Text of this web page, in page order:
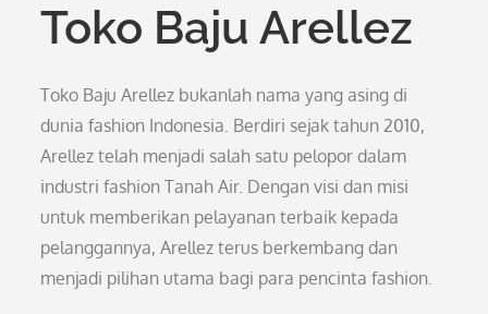
Toko Baju Arellez
Toko Baju Arellez bukanlah nama yang asing di
dunia fashion Indonesia. Berdiri sejak tahun 2010,
Arellez telah menjadi salah satu pelopor dalam
industri fashion Tanah Air. Dengan visi dan misi
untuk memberikan pelayanan terbaik kepada
pelanggannya, Arellez terus berkembang dan
menjadi pilihan utama bagi para pencinta fashion.